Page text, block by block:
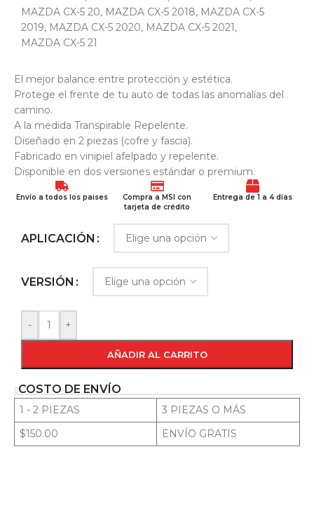
MAZDA CX-5 20, MAZDA CX-5 2018, MAZDA CX-5
2019, MAZDA CX-5 2020, MAZDA CX-5 2021 ,
MAZDA CX-5 21
El mejor balance entre protección y estética.
Protege el frente de tu auto de todas las anomalías del
camino.
A la medida Transpirable Repelente.
Diseñado en 2 piezas (cofre y fascia).
Fabricado en vinipiel afelpado y repelente.
Disponible en dos versiones estándar o premium.
Envío a todos los paises
Compra a MSI con
tarjeta de crédito
Entrega de 1 a 4 días
APLICACIÓN
VERSIÓN
- +
AÑADIR AL CARRITO
COSTO DE ENVÍO
1 - 2 PIEZAS
3 PIEZAS O MÁS
$150.00
ENVÍO GRATIS